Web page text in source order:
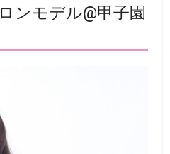
モデル@甲子園